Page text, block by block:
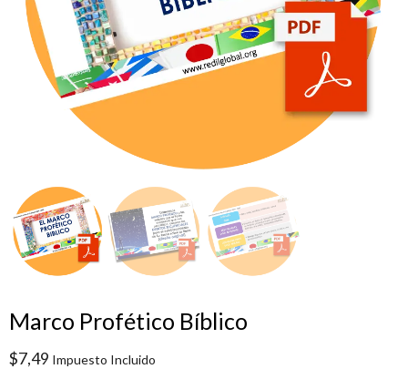
Marco Profético Bíblico
$7,49 Impuesto Incluido